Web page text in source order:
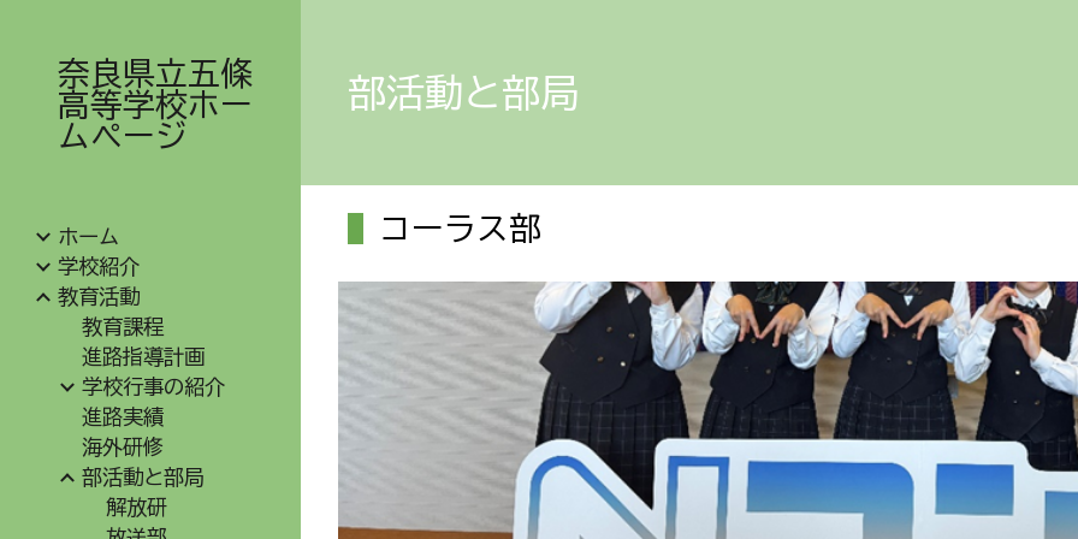
奈良県立五條
高等学校ホー
ムページ
ホーム
学校紹介
教育活動
教育課程
進路指導計画
学校行事の紹介
進路実績
海外研修
部活動と部局
解放研
部活動と部局
コーラス部